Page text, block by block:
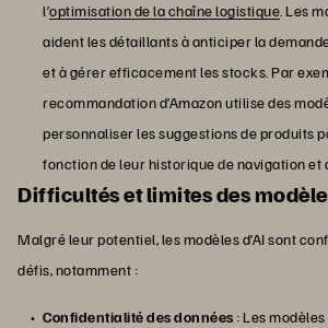
l’optimisation de la chaîne logistique. Les
aident les détaillants à anticiper la
et à gérer efficacement les stocks. Par
recommandation d’Amazon utilise des
personnaliser les suggestions de produits
fonction de leur historique de navigation et
Difficultés et limites des
Malgré leur potentiel, les modèles d’AI sont
défis, notamment :
Confidentialité des données : Les